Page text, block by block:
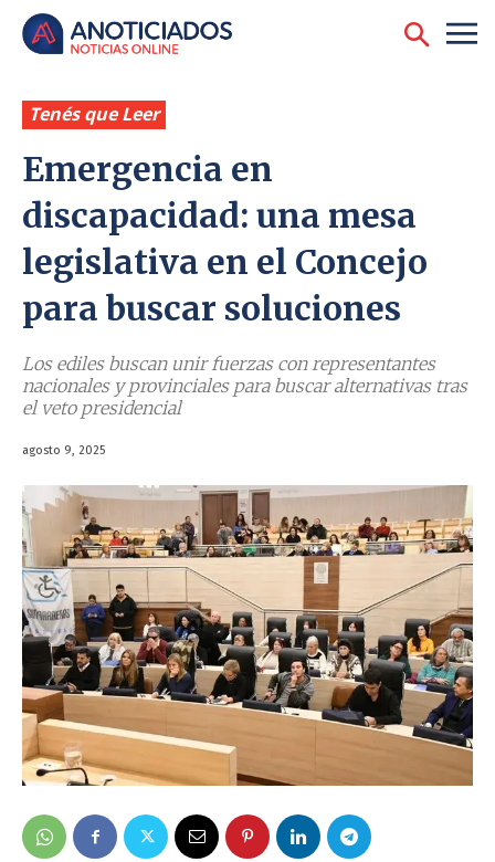
Tenés que Leer
Emergencia en
discapacidad: una mesa
legislativa en el Concejo
para buscar soluciones
Los ediles buscan unir fuerzas con representantes
nacionales y provinciales para buscar alternativas tras
el veto presidencial
agosto 9, 2025